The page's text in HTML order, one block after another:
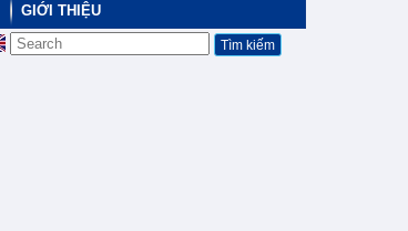
GIỚI THIỆU